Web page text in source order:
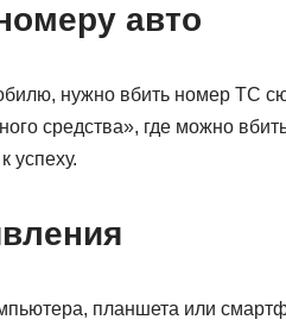
авто
нужно вбить номер ТС
средства», где можно
успеху.
планшета или